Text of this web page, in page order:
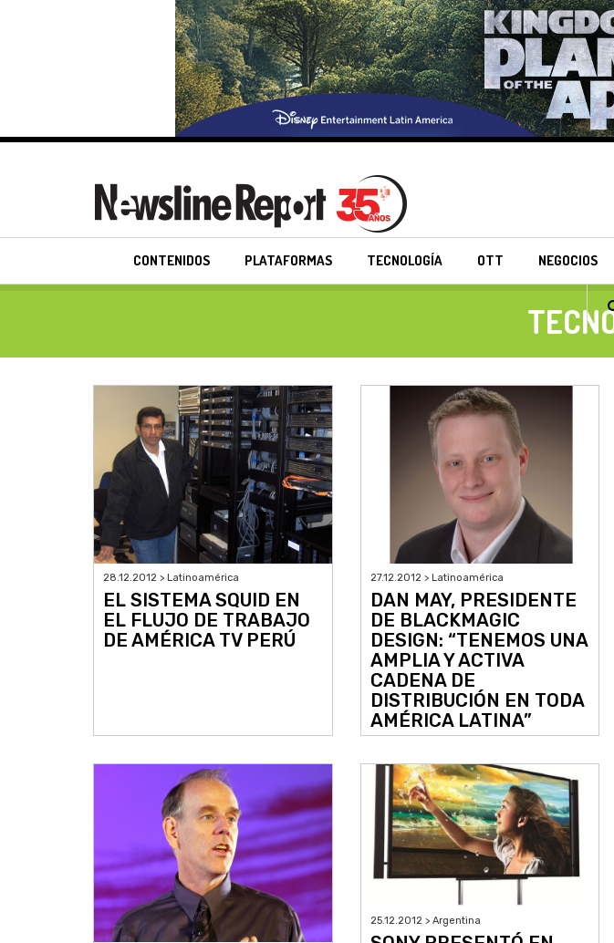
CONTENIDOS PLATAFORMAS TECNOLOGÍA OTT NEGOCIOS
28.12.2012 > Latinoamérica
EL SISTEMA SQUID EN
EL FLUJO DE TRABAJO
DE AMÉRICA TV PERÚ
27.12.2012 > Latinoamérica
DAN MAY, PRESIDENTE
DE BLACKMAGIC
DESIGN: “TENEMOS UNA
AMPLIA Y ACTIVA
CADENA DE
DISTRIBUCIÓN EN TODA
AMÉRICA LATINA”
25.12.2012 > Argentina